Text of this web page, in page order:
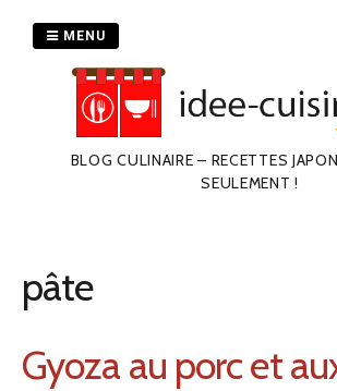
BLOG CULINAIRE – RECETTES
SEULEMENT !
MENU
pâte
Gyoza au porc et